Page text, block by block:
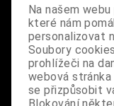
možno tedy
rozměry: růže
Na našem
které nám
personalizovat
Soubory
prohlížeči na
webová
se přizpůsobit
Blokování